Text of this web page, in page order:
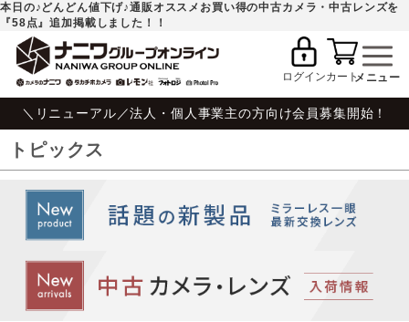
本日の♪どんどん値下げ♪通販オススメお買い得の中古カメラ・中古レンズを
『58点』追加掲載しました！！
ログインカート
＼リニューアル／法人・個人事業主の方向け会員募集開始！
トピックス